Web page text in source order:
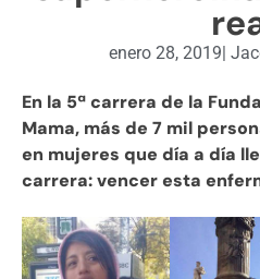
enero 28, 2019|
En la 5ª carrera de la
Mama, más de 7 mil
en mujeres que día a día
carrera: vencer esta